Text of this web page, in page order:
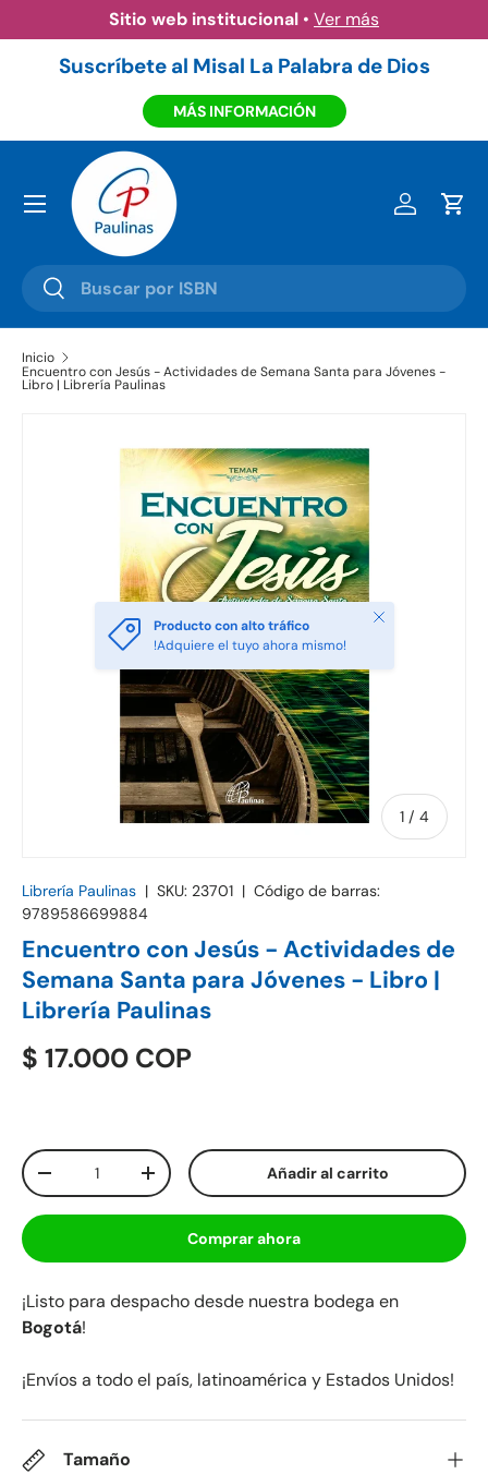
Ir al contenido
Sitio web institucional • Ver más
Suscríbete al Misal La Palabra de Dios
MÁS INFORMACIÓN
Buscar
Buscar
Iniciar
Menú
Inicio
Encuentro con Jesús - Actividades de Semana Santa para Jóvenes -
Libro | Librería Paulinas
1 / de
4
Producto con alto tráfico
!Adquiere el tuyo ahora mismo!
Cerrar
Librería Paulinas | SKU: 23701 | Código de barras:
9789586699884
Encuentro con Jesús - Actividades de
Semana Santa para Jóvenes - Libro |
Librería Paulinas
$ 17.000 COP
Cant.
-
+ Añadir al carrito
Comprar ahora
¡Listo para despacho desde nuestra bodega en
Bogotá!
¡Envíos a todo el país, latinoamérica y Estados Unidos!
Tamaño